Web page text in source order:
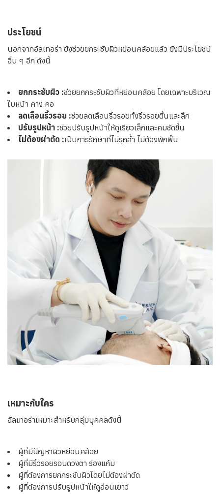
ประโยชน์
นอกจากอัลเทอร่า ยังช่วยยกระชับผิวหย่อนคล้อยแล้ว ยังมีประโยชน์
อื่น ๆ อีก ดังนี้
ยกกระชับผิว :ช่วยยกกระชับผิวที่หย่อนคล้อย โดยเฉพาะบริเวณ
ใบหน้า คาง คอ
ลดเลือนริ้วรอย :ช่วยลดเลือนริ้วรอยทั้งริ้วรอยตื้นและลึก
ปรับรูปหน้า :ช่วยปรับรูปหน้าให้ดูเรียวเล็กและคมชัดขึ้น
ไม่ต้องผ่าตัด :เป็นการรักษาที่ไม่รุกล้ำ ไม่ต้องพักฟื้น
เหมาะกับใคร
อัลเทอร่าเหมาะสำหรับกลุ่มบุคคลดังนี้
ผู้ที่มีปัญหาผิวหย่อนคล้อย
ผู้ที่มีริ้วรอยรอบดวงตา ร่องแก้ม
ผู้ที่ต้องการยกกระชับผิวโดยไม่ต้องผ่าตัด
ผู้ที่ต้องการปรับรูปหน้าให้ดูอ่อนเยาว์